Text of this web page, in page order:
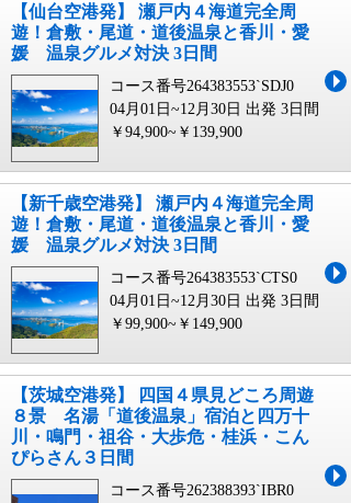
【仙台空港発】 瀬戸内４海道完全周
遊！倉敷・尾道・道後温泉と香川・愛
媛 温泉グルメ対決 3日間
コース番号264383553`SDJ0
04月01日~12月30日 出発 3日間
￥94,900~￥139,900
【新千歳空港発】 瀬戸内４海道完全周
遊！倉敷・尾道・道後温泉と香川・愛
媛 温泉グルメ対決 3日間
コース番号264383553`CTS0
04月01日~12月30日 出発 3日間
￥99,900~￥149,900
【茨城空港発】 四国４県見どころ周遊
８景 名湯「道後温泉」宿泊と四万十
川・鳴門・祖谷・大歩危・桂浜・こん
ぴらさん３日間
コース番号262388393`IBR0